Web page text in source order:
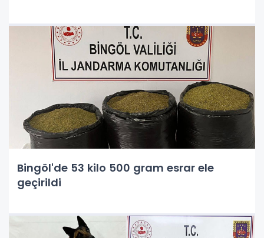
Bingöl'de 53 kilo 500 gram esrar ele
geçirildi